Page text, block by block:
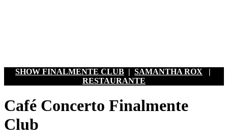
SHOW FINALMENTE CLUB | SAMANTHA ROX |
RESTAURANTE
Café Concerto Finalmente
Club